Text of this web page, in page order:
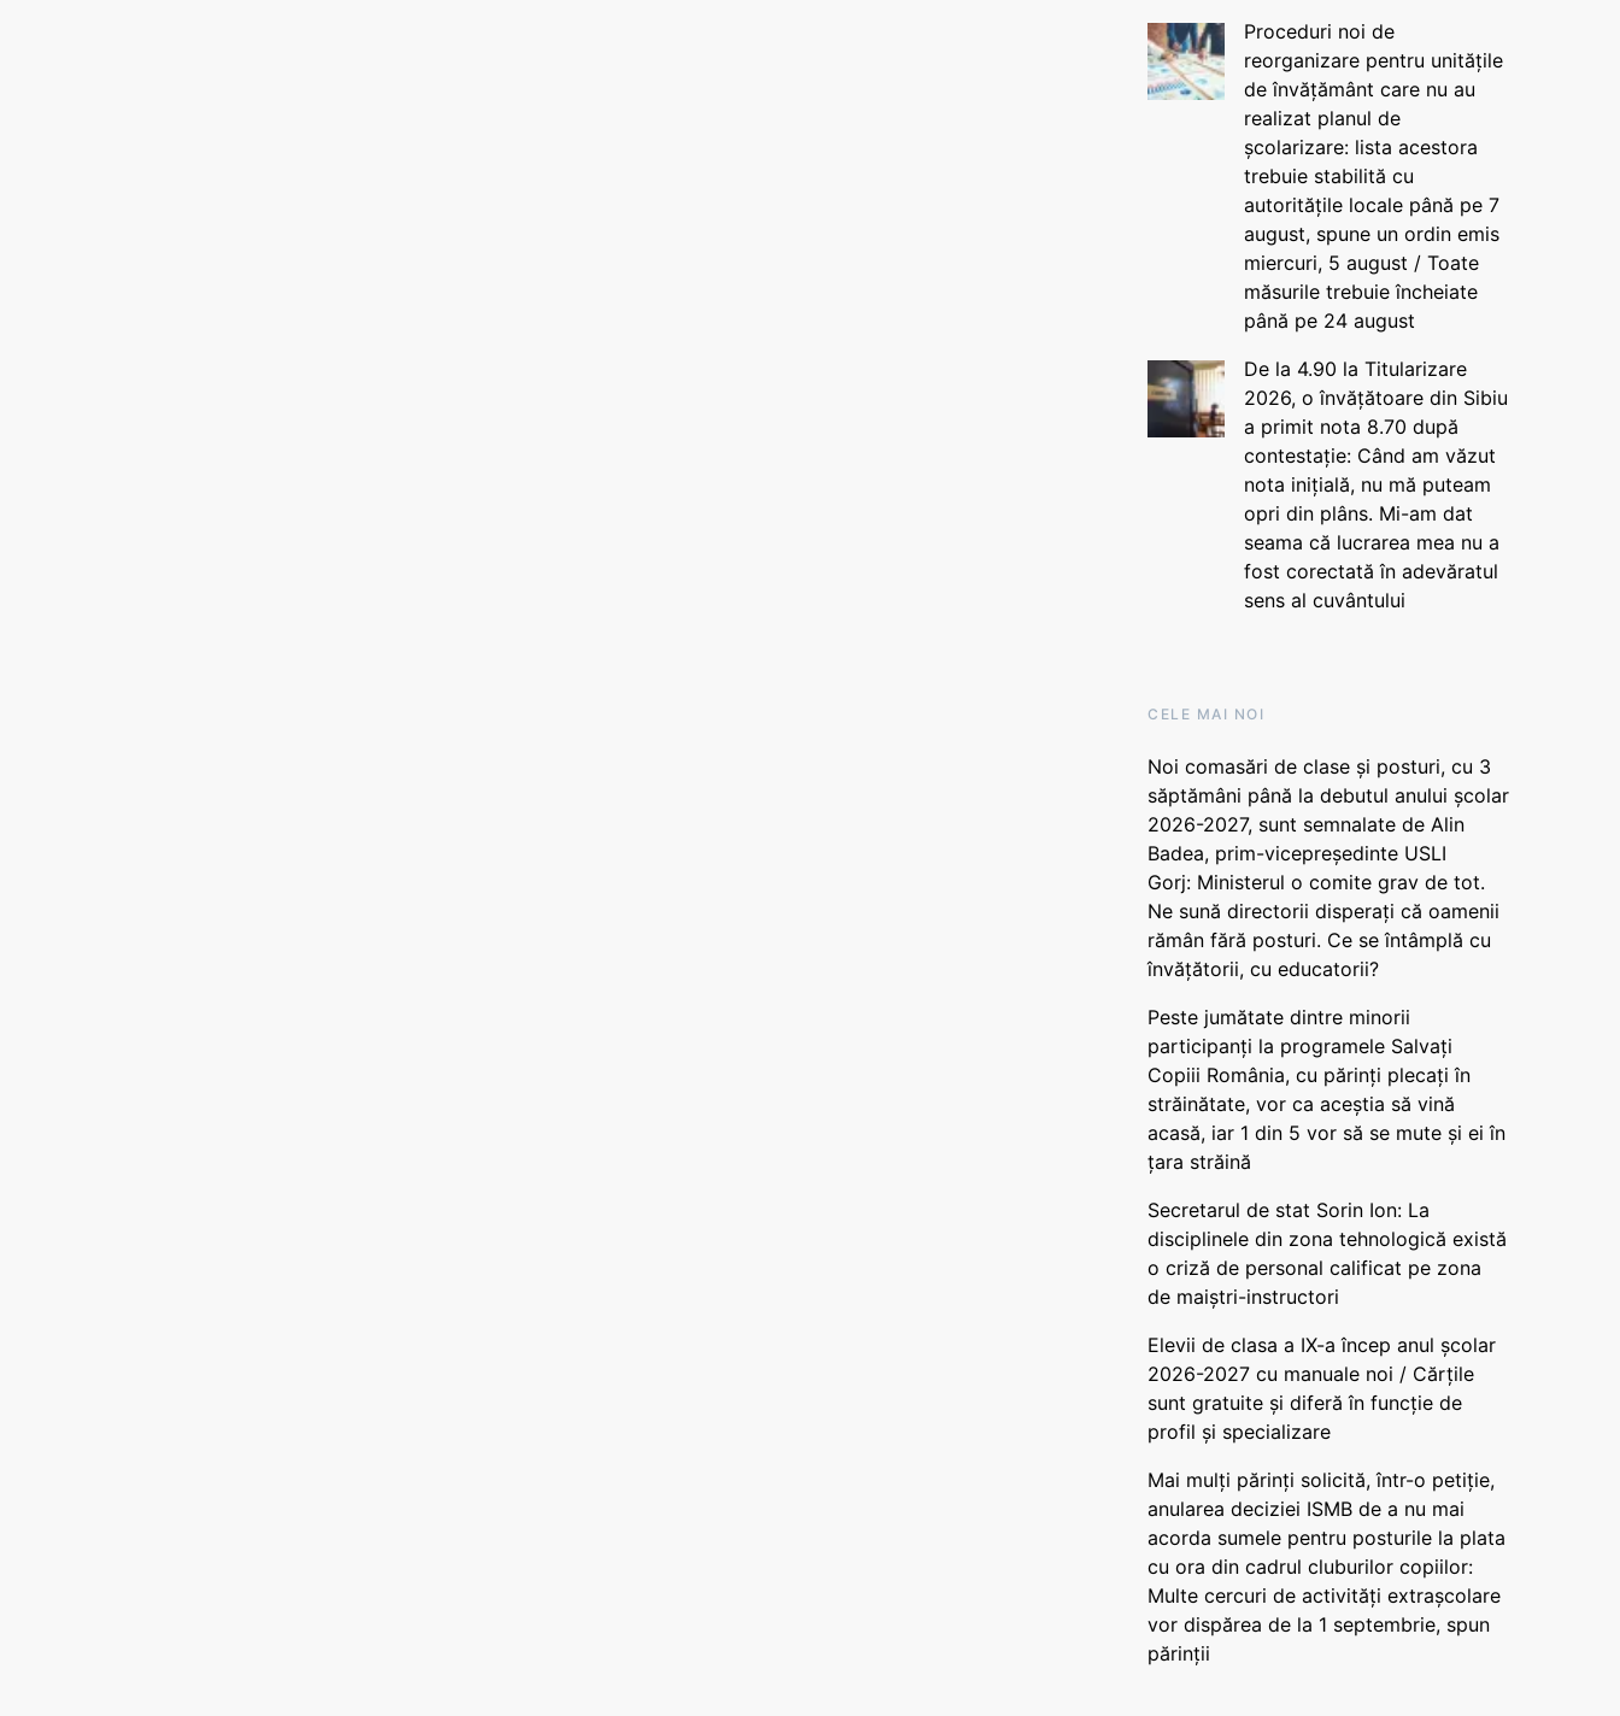
Proceduri noi de
reorganizare pentru unitățile
de învățământ care nu au
realizat planul de
școlarizare: lista acestora
trebuie stabilită cu
autoritățile locale până pe 7
august, spune un ordin emis
miercuri, 5 august / Toate
măsurile trebuie încheiate
până pe 24 august
De la 4.90 la Titularizare
2026, o învățătoare din Sibiu
a primit nota 8.70 după
contestație: Când am văzut
nota inițială, nu mă puteam
opri din plâns. Mi-am dat
seama că lucrarea mea nu a
fost corectată în adevăratul
sens al cuvântului
CELE MAI NOI
Noi comasări de clase și posturi, cu 3
săptămâni până la debutul anului școlar
2026-2027, sunt semnalate de Alin
Badea, prim-vicepreședinte USLI
Gorj: Ministerul o comite grav de tot.
Ne sună directorii disperați că oamenii
rămân fără posturi. Ce se întâmplă cu
învățătorii, cu educatorii?
Peste jumătate dintre minorii
participanți la programele Salvați
Copiii România, cu părinți plecați în
străinătate, vor ca aceștia să vină
acasă, iar 1 din 5 vor să se mute și ei în
țara străină
Secretarul de stat Sorin Ion: La
disciplinele din zona tehnologică există
o criză de personal calificat pe zona
de maiștri-instructori
Elevii de clasa a IX-a încep anul școlar
2026-2027 cu manuale noi / Cărțile
sunt gratuite și diferă în funcție de
profil și specializare
Mai mulți părinți solicită, într-o petiție,
anularea deciziei ISMB de a nu mai
acorda sumele pentru posturile la plata
cu ora din cadrul cluburilor copiilor:
Multe cercuri de activități extrașcolare
vor dispărea de la 1 septembrie, spun
părinții